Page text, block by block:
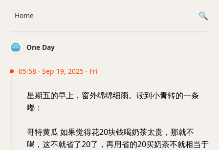
One Day
05:58 · Sep 19, 2025 · Fri
星期五的早上，窗外绵绵细雨。读到小青转的一条
嘟：
哥特黄瓜 如果觉得花20块钱喝奶茶太贵，那就不
喝，这不就省了20了，再用省的20买奶茶不就相当于
Home